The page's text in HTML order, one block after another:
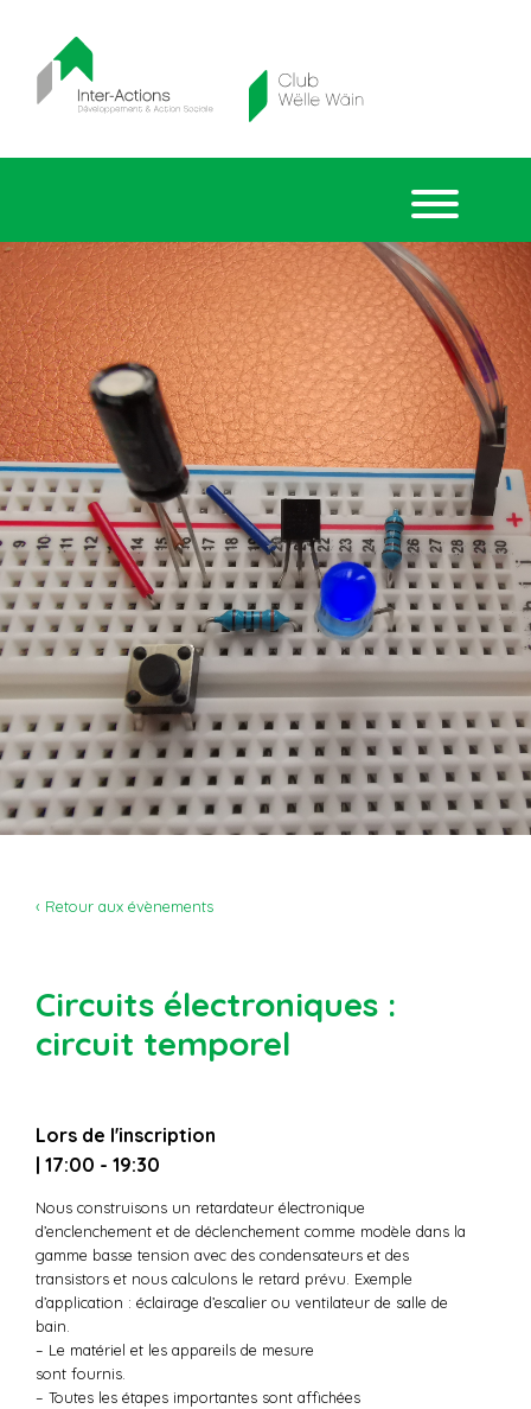
‹ Retour aux évènements
Circuits électroniques :
circuit temporel
Lors de l'inscription
| 17:00 - 19:30
Nous construisons un retardateur électronique
d’enclenchement et de déclenchement comme modèle dans la
gamme basse tension avec des condensateurs et des
transistors et nous calculons le retard prévu. Exemple
d’application : éclairage d’escalier ou ventilateur de salle de
bain.
– Le matériel et les appareils de mesure
sont fournis.
– Toutes les étapes importantes sont affichées